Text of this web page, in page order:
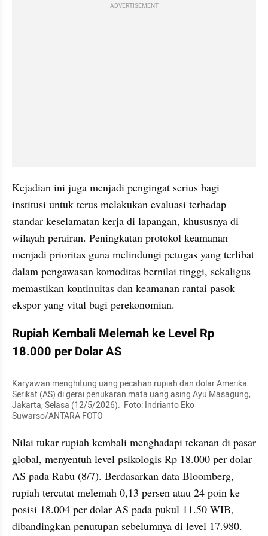
ADVERTISEMENT
Kejadian ini juga menjadi pengingat serius bagi
institusi untuk terus melakukan evaluasi terhadap
standar keselamatan kerja di lapangan, khususnya di
wilayah perairan. Peningkatan protokol keamanan
menjadi prioritas guna melindungi petugas yang terlibat
dalam pengawasan komoditas bernilai tinggi, sekaligus
memastikan kontinuitas dan keamanan rantai pasok
ekspor yang vital bagi perekonomian.
Rupiah Kembali Melemah ke Level Rp
18.000 per Dolar AS
Karyawan menghitung uang pecahan rupiah dan dolar Amerika
Serikat (AS) di gerai penukaran mata uang asing Ayu Masagung,
Jakarta, Selasa (12/5/2026).  Foto: Indrianto Eko
Suwarso/ANTARA FOTO
Nilai tukar rupiah kembali menghadapi tekanan di pasar
global, menyentuh level psikologis Rp 18.000 per dolar
AS pada Rabu (8/7). Berdasarkan data Bloomberg,
rupiah tercatat melemah 0,13 persen atau 24 poin ke
posisi 18.004 per dolar AS pada pukul 11.50 WIB,
dibandingkan penutupan sebelumnya di level 17.980.